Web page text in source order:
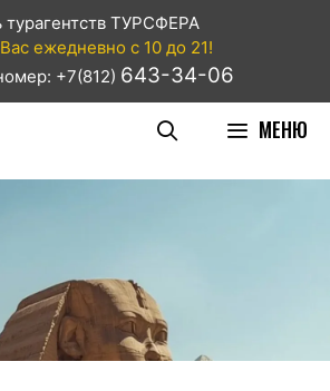
турагентств ТУРСФЕРА
ежедневно с 10 до 21!
+7(812) 643-34-06
МЕНЮ